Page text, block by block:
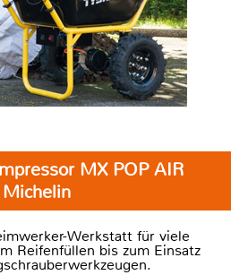
MX POP AIR
Michelin
Werkstatt für viele
Reifenfüllen bis zum Einsatz